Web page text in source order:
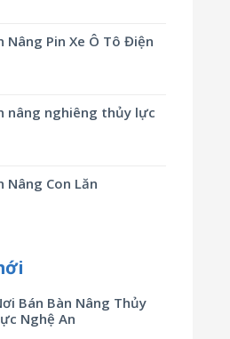
Nâng Pin Xe Ô Tô Điện
nâng nghiêng thủy lực
Nâng Con Lăn
Bán Bàn Nâng Thủy
Nghệ An